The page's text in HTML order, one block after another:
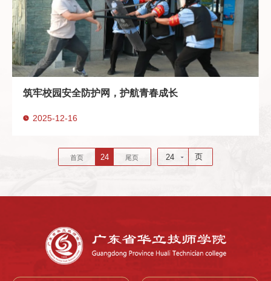
筑牢校园安全防护网，护航青春成长
2025-12-16
首页 24 尾页 24 页